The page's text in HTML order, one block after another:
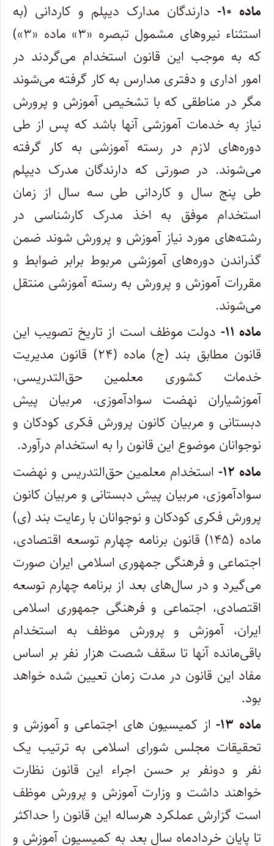
ماده ۱۰-
دارندگان مدارک دیپلم و کاردانی (به
استثناء نیروهای مشمول تبصره «۳» ماده «۳»)
که به موجب این قانون استخدام می‌گردند در
امور اداری و دفتری مدارس به کار گرفته می‌شوند
مگر در مناطقی که با تشخیص آموزش و پرورش
نیاز به خدمات آموزشی آنها باشد که پس از طی
دوره‌های لازم در رسته آموزشی به کار گرفته
می‌شوند. در صورتی که دارندگان مدرک دیپلم
طی پنج سال و کاردانی طی سه سال از زمان
استخدام موفق به اخذ مدرک کارشناسی در
رشته‌های مورد نیاز آموزش و پرورش شوند ضمن
گذراندن دوره‌های آموزشی مربوط برابر ضوابط و
مقررات آموزش و پرورش به رسته آموزشی منتقل
می‌شوند.
ماده ۱۱-
دولت موظف است از تاریخ تصویب این
قانون مطابق بند (ج) ماده (۲۴) قانون مدیریت
خدمات کشوری معلمین حق‌التدریسی،
آموزشیاران نهضت سوادآموزی، مربیان پیش
دبستانی و مربیان کانون پرورش فکری کودکان و
نوجوانان موضوع این قانون را به استخدام درآورد.
ماده ۱۲-
استخدام معلمین حق‌التدریس و نهضت
سوادآموزی، مربیان پیش دبستانی و مربیان کانون
پرورش فکری کودکان و نوجوانان با رعایت بند (ی)
ماده (۱۴۵) قانون برنامه چهارم توسعه اقتصادی،
اجتماعی و فرهنگی جمهوری اسلامی ایران صورت
می‌گیرد و در سال‌های بعد از برنامه چهارم توسعه
اقتصادی، اجتماعی و فرهنگی جمهوری اسلامی
ایران، آموزش و پرورش موظف به استخدام
باقی‌مانده آنها تا سقف شصت هزار نفر بر اساس
مفاد این قانون در مدت زمان تعیین شده خواهد
بود.
ماده ۱۳-
از کمیسیون های اجتماعی و آموزش و
تحقیقات مجلس شورای اسلامی به ترتیب یک
نفر و دونفر بر حسن اجراء این قانون نظارت
خواهند داشت و وزارت آموزش و پرورش موظف
است گزارش عملکرد هرساله این قانون را حداکثر
تا پایان خردادماه سال بعد به کمیسیون آموزش و